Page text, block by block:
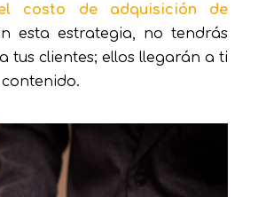
el costo de adquisición de
esta estrategia, no tendrás
tus clientes; ellos llegarán a ti